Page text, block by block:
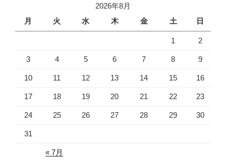
2026年8月
月
火 水 木 金 土 日
1 2
3 4 5 6 7 8 9
10 11 12 13 14 15 16
17 18 19 20 21 22 23
24 25 26 27 28 29 30
31
« 7月